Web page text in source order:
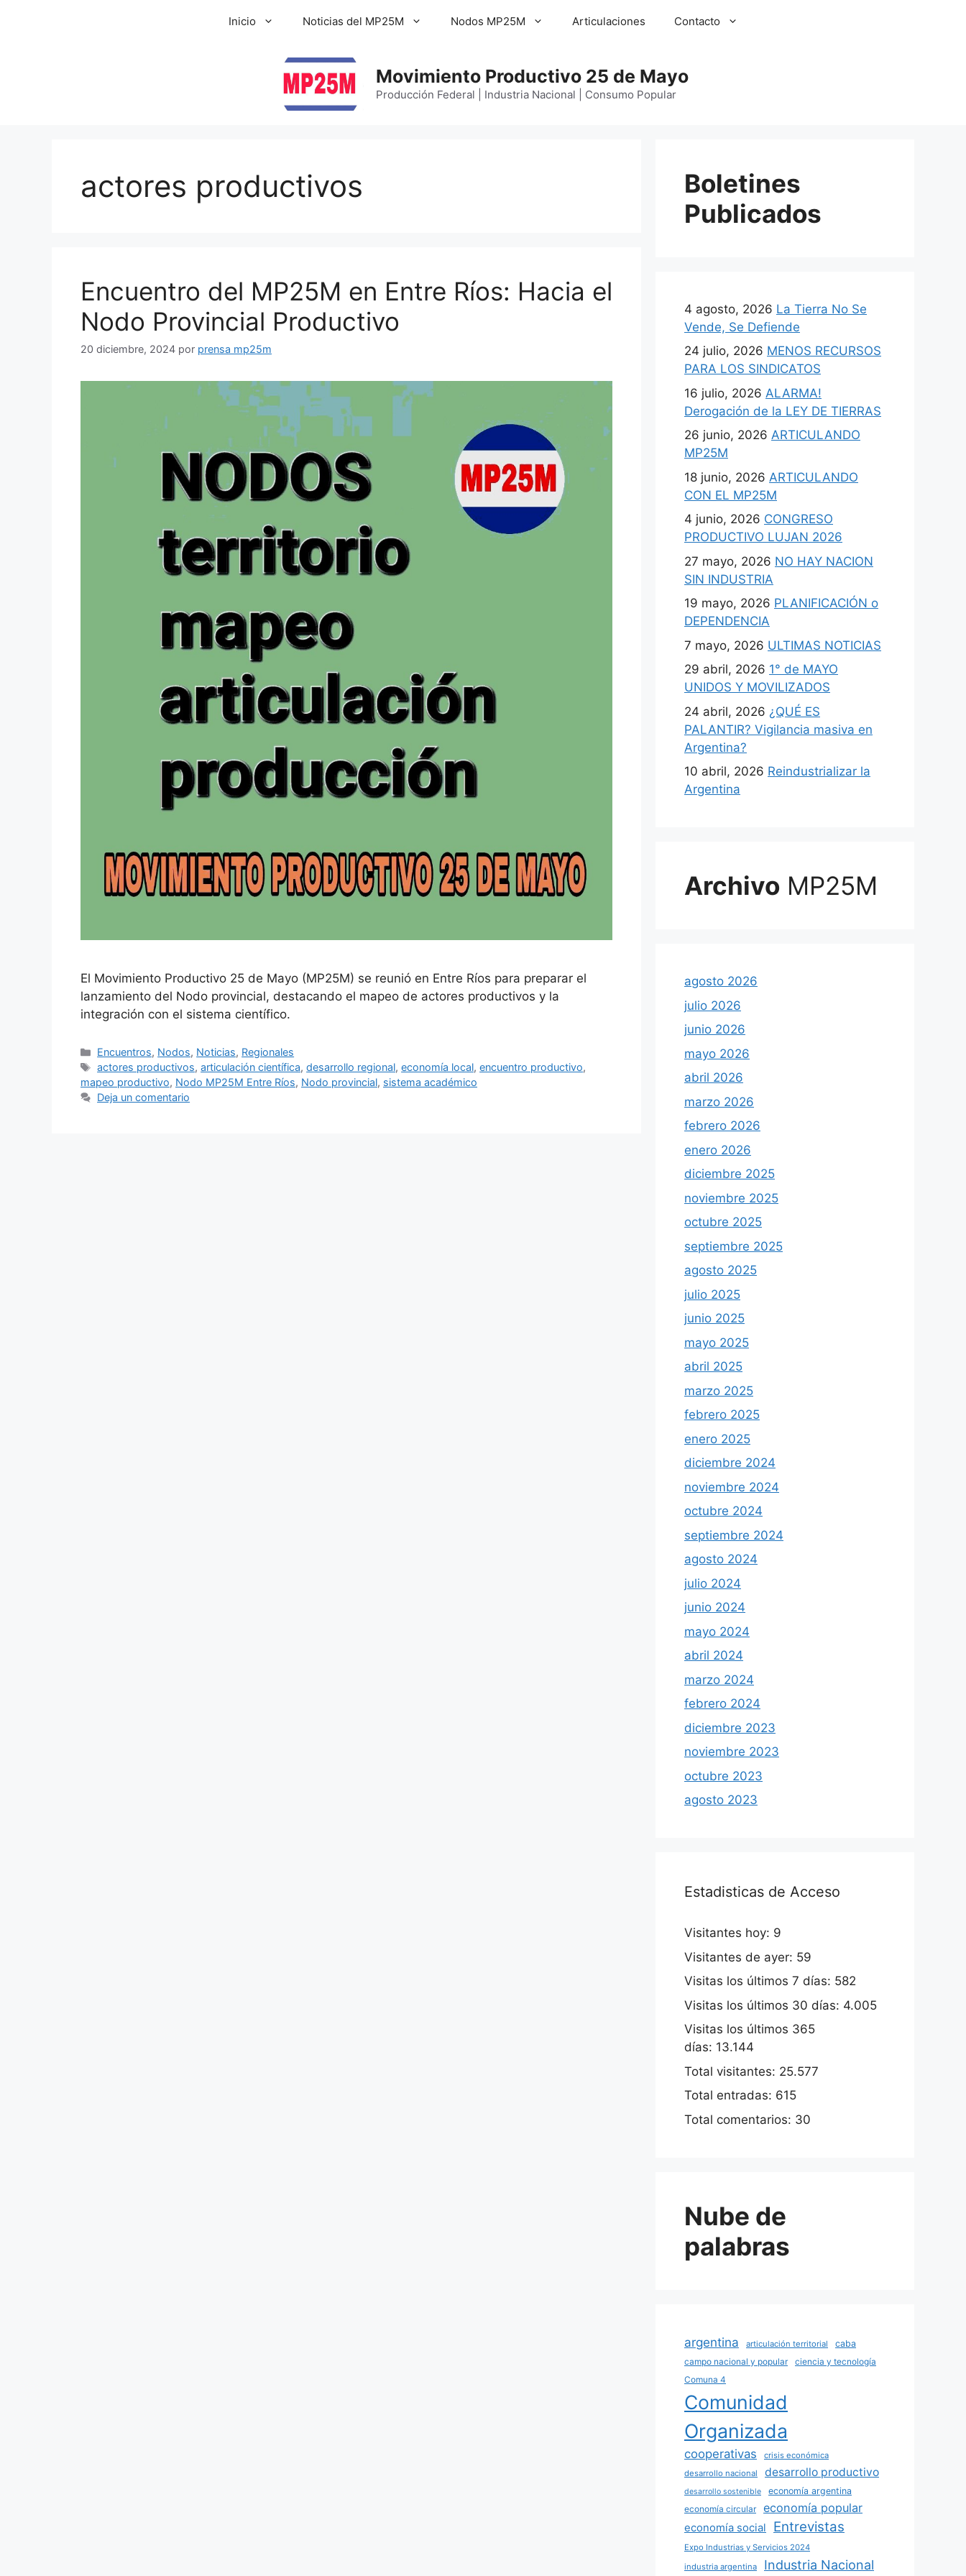
Inicio Noticias del MP25M Nodos MP25M Articulaciones Contacto
Movimiento Productivo 25 de Mayo
Producción Federal | Industria Nacional | Consumo Popular
actores productivos
Encuentro del MP25M en Entre Ríos: Hacia el
Nodo Provincial Productivo
20 diciembre, 2024 por prensa mp25m
El Movimiento Productivo 25 de Mayo (MP25M) se reunió en Entre Ríos para preparar el
lanzamiento del Nodo provincial, destacando el mapeo de actores productivos y la
integración con el sistema científico.
Encuentros, Nodos, Noticias, Regionales
actores productivos,articulación científica,desarrollo regional,economía local,encuentro productivo,
mapeo productivo, Nodo MP25M Entre Ríos, Nodo provincial, sistema académico
Deja un comentario
Boletines
Publicados
4 agosto, 2026 La Tierra No Se
Vende, Se Defiende
24 julio, 2026 MENOS RECURSOS
PARA LOS SINDICATOS
16 julio, 2026 ALARMA!
Derogación de la LEY DE TIERRAS
26 junio, 2026 ARTICULANDO
MP25M
18 junio, 2026 ARTICULANDO
CON EL MP25M
4 junio, 2026 CONGRESO
PRODUCTIVO LUJAN 2026
27 mayo, 2026 NO HAY NACION
SIN INDUSTRIA
19 mayo, 2026 PLANIFICACIÓN o
DEPENDENCIA
7 mayo, 2026 ULTIMAS NOTICIAS
29 abril, 2026 1° de MAYO
UNIDOS Y MOVILIZADOS
24 abril, 2026 ¿QUÉ ES
PALANTIR? Vigilancia masiva en
Argentina?
10 abril, 2026 Reindustrializar la
Argentina
Archivo MP25M
agosto 2026
julio 2026
junio 2026
mayo 2026
abril 2026
marzo 2026
febrero 2026
enero 2026
diciembre 2025
noviembre 2025
octubre 2025
septiembre 2025
agosto 2025
julio 2025
junio 2025
mayo 2025
abril 2025
marzo 2025
febrero 2025
enero 2025
diciembre 2024
noviembre 2024
octubre 2024
septiembre 2024
agosto 2024
julio 2024
junio 2024
mayo 2024
abril 2024
marzo 2024
febrero 2024
diciembre 2023
noviembre 2023
octubre 2023
agosto 2023
Estadisticas de Acceso
Visitantes hoy: 9
Visitantes de ayer: 59
Visitas los últimos 7 días: 582
Visitas los últimos 30 días: 4.005
Visitas los últimos 365
días: 13.144
Total visitantes: 25.577
Total entradas: 615
Total comentarios: 30
Nube de
palabras
argentina articulación territorial
caba
campo nacional y popular
ciencia y tecnología
Comuna 4
Comunidad
Organizada
cooperativas
crisis económica
desarrollo nacional
desarrollo productivo
desarrollo sostenible
economía argentina
economía circular
economía popular
economía social Entrevistas
Expo Industrias y Servicios 2024
industria argentina
Industria Nacional